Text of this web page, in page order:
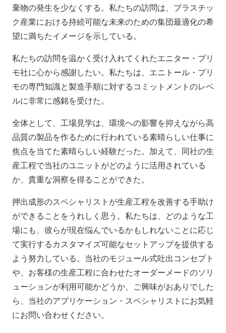
棄物の発生を少なくする。私たちの訪問は、プラスチッ
ク産業における持続可能な未来のための集団最適化の希
望に満ちたイメージを示している。
私たちの訪問を温かく受け入れてくれたエニター・プリ
モ社に心から感謝したい。私たちは、エニトール・プリ
モの専門知識と製造手順に対するコミットメントのレベ
ルに非常に感銘を受けた。
全体として、工場見学は、環境への影響を抑えながら高
品質の製品を作るために行われている素晴らしい仕事に
焦点を当てた素晴らしい経験だった。加えて、同社の生
産工程で当社のユニットがどのように活用されている
か、貴重な洞察を得ることができた。
押出成形のスペシャリストが生産工程を改善する手助け
ができることをうれしく思う。私たちは、どのような工
場にも、彼らが現在悩んでいるかもしれないことに応じ
て実行するカスタマイズ可能なセットアップを提供する
よう努力している。当社のモジュール式吐出コンセプト
や、お客様の生産工程に合わせたオーダーメードのソリ
ューションが利用可能かどうか、ご興味がおありでした
ら、当社のアプリケーション・スペシャリストにお気軽
にお問い合わせください。